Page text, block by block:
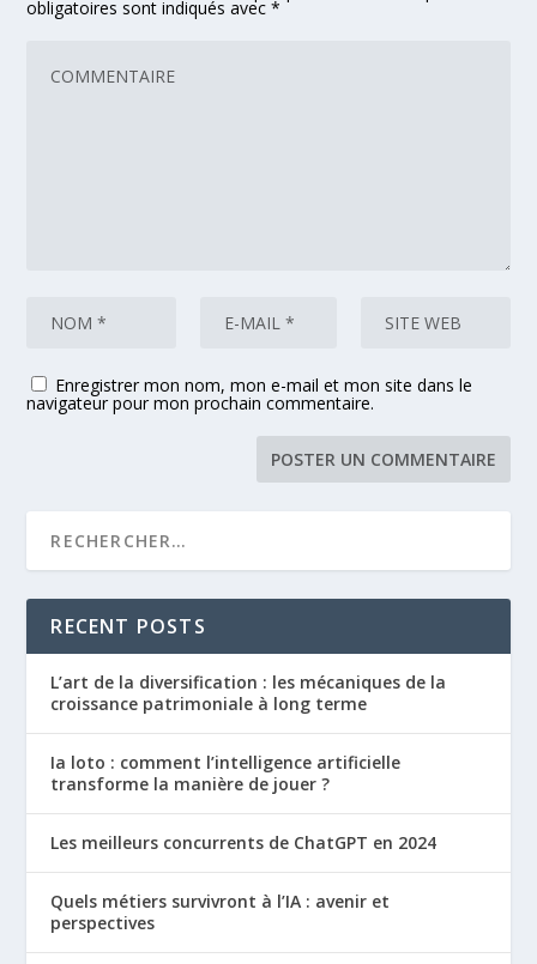
obligatoires sont indiqués avec*
Enregistrer mon nom, mon e-mail et mon site dans le
navigateur pour mon prochain commentaire.
RECENT POSTS
L’art de la diversification : les mécaniques de la
croissance patrimoniale à long terme
Ia loto : comment l’intelligence artificielle
transforme la manière de jouer ?
Les meilleurs concurrents de ChatGPT en 2024
Quels métiers survivront à l’IA : avenir et
perspectives